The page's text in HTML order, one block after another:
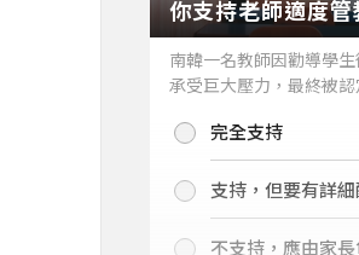
你支持老師適度
南韓一名教師因勸導學
承受巨大壓力，最終被
你支持老師適度管教學生
完全支持
支持，但要有詳
不支持，應由家